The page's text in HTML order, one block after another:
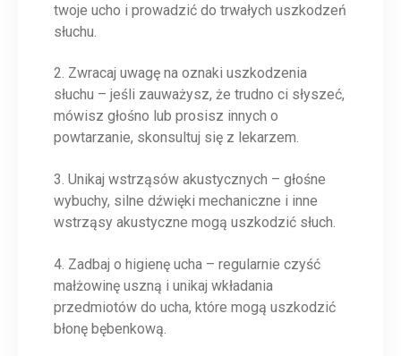
twoje ucho i prowadzić do trwałych uszkodzeń
słuchu.
2. Zwracaj uwagę na oznaki uszkodzenia
słuchu – jeśli zauważysz, że trudno ci słyszeć,
mówisz głośno lub prosisz innych o
powtarzanie, skonsultuj się z lekarzem.
3. Unikaj wstrząsów akustycznych – głośne
wybuchy, silne dźwięki mechaniczne i inne
wstrząsy akustyczne mogą uszkodzić słuch.
4. Zadbaj o higienę ucha – regularnie czyść
małżowinę uszną i unikaj wkładania
przedmiotów do ucha, które mogą uszkodzić
błonę bębenkową.